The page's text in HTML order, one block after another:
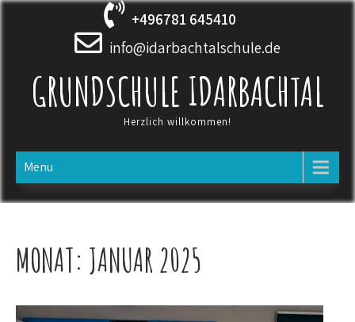
Skip
+496781 645410
info@idarbachtalschule.de
GRUNDSCHULE IDARBACHTAL
Herzlich willkommen!
Menu
MONAT: JANUAR 2025